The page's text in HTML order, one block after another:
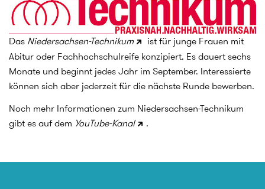
Das Niedersachsen-Technikum
ist für junge Frauen mit
Abitur oder Fachhochschulreife konzipiert. Es dauert sechs
Monate und beginnt jedes Jahr im September. Interessierte
können sich aber jederzeit für die nächste Runde bewerben.
Noch mehr Informationen zum Niedersachsen-Technikum
gibt es auf dem YouTube-Kanal .